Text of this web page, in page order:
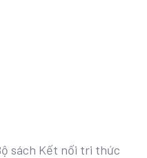
sách Kết nối tri thức